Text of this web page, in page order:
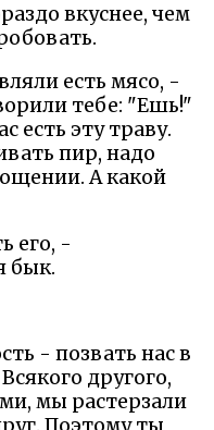
вкуснее, чем
есть мясо, -
тебе: "Ешь!"
есть эту траву.
пир, надо
А какой
его, -
бык.
- позвать нас в
другого,
мы растерзали